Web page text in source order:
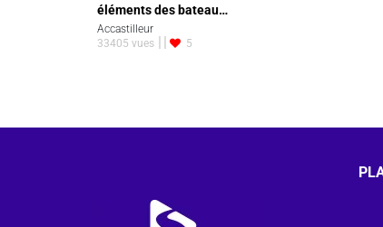
éléments des bateau…
Accastilleur
33405 vues
5